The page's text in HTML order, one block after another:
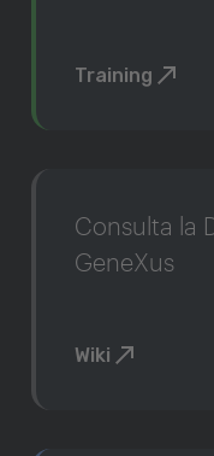
Training
Consulta la
GeneXus
Wiki